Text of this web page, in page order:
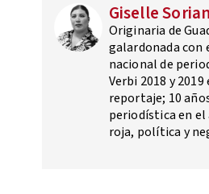
Giselle
Originaria de
galardonada con
nacional de
Verbi 2018 y
reportaje; 10
periodística en
roja, política y